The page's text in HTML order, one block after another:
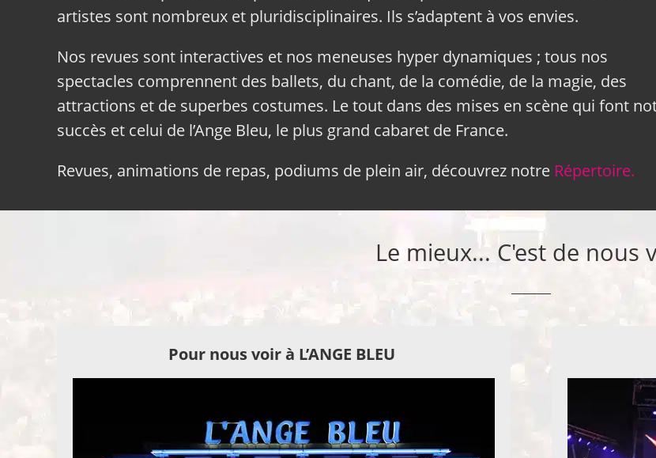
artistes sont nombreux et pluridisciplinaires. Ils s’adaptent à vos envies.
Nos revues sont interactives et nos meneuses hyper dynamiques ; tous nos
spectacles comprennent des ballets, du chant, de la comédie, de la magie, des
attractions et de superbes costumes. Le tout dans des mises en scène qui font
succès et celui de l’Ange Bleu, le plus grand cabaret de France.
Revues, animations de repas, podiums de plein air, découvrez notre Répertoire.
Le mieux... C'est de nous
Pour nous voir à L’ANGE BLEU